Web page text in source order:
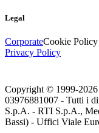
Legal
CorporateCookie Policy
Privacy Policy
Copyright © 1999-2026
03976881007 - Tutti i
S.p.A. - RTI S.p.A.,
Bassi) - Uffici Viale